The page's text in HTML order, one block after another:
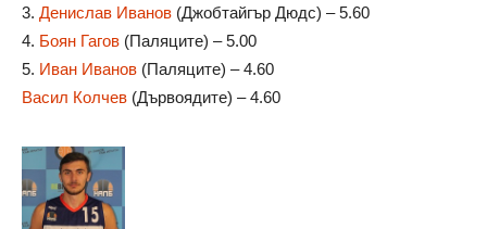
3. Денислав Иванов (Джобтайгър Дюдс) – 5.60
4. Боян Гагов (Паляците) – 5.00
5. Иван Иванов (Паляците) – 4.60
Васил Колчев (Дървоядите) – 4.60